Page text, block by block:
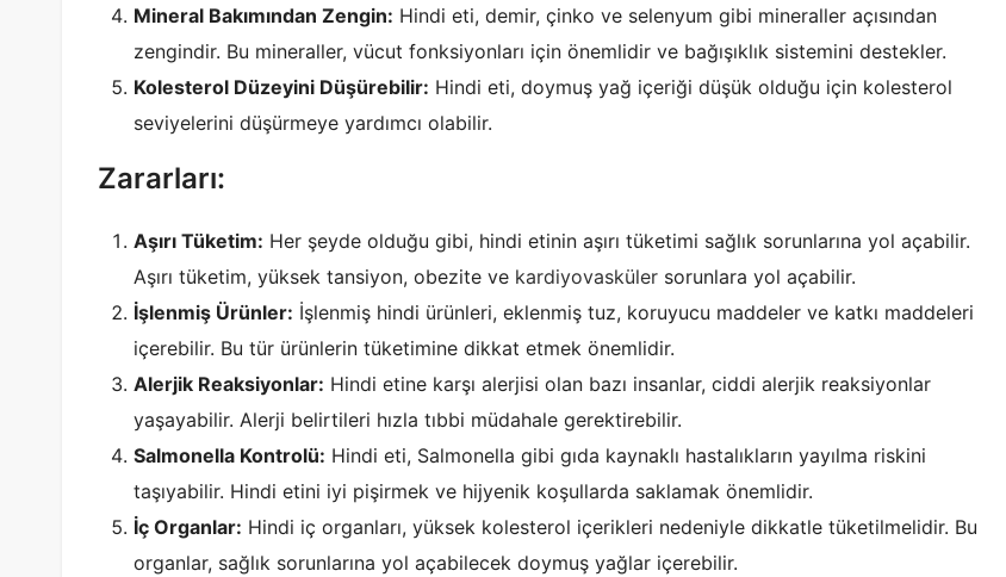
Mineral Bakımından Zengin: Hindi eti, demir, çinko ve selenyum gibi mineraller açısından
zengindir. Bu mineraller, vücut fonksiyonları için önemlidir ve bağışıklık sistemini destekler.
Kolesterol Düzeyini Düşürebilir: Hindi eti, doymuş yağ içeriği düşük olduğu için kolesterol
seviyelerini düşürmeye yardımcı olabilir.
Zararları:
Aşırı Tüketim: Her şeyde olduğu gibi, hindi etinin aşırı tüketimi sağlık sorunlarına yol açabilir.
Aşırı tüketim, yüksek tansiyon, obezite ve kardiyovasküler sorunlara yol açabilir.
İşlenmiş Ürünler: İşlenmiş hindi ürünleri, eklenmiş tuz, koruyucu maddeler ve katkı maddeleri
içerebilir. Bu tür ürünlerin tüketimine dikkat etmek önemlidir.
Alerjik Reaksiyonlar: Hindi etine karşı alerjisi olan bazı insanlar, ciddi alerjik reaksiyonlar
yaşayabilir. Alerji belirtileri hızla tıbbi müdahale gerektirebilir.
Salmonella Kontrolü: Hindi eti, Salmonella gibi gıda kaynaklı hastalıkların yayılma riskini
taşıyabilir. Hindi etini iyi pişirmek ve hijyenik koşullarda saklamak önemlidir.
İç Organlar: Hindi iç organları, yüksek kolesterol içerikleri nedeniyle dikkatle tüketilmelidir. Bu
organlar, sağlık sorunlarına yol açabilecek doymuş yağlar içerebilir.